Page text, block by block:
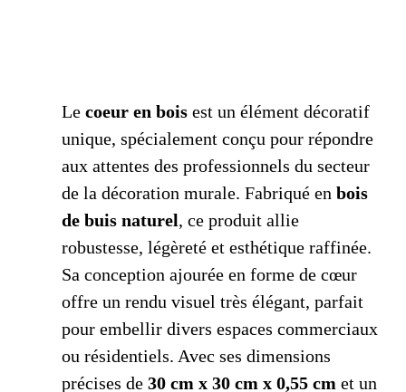
Le coeur en bois est un élément décoratif
unique, spécialement conçu pour répondre
aux attentes des professionnels du secteur
de la décoration murale. Fabriqué en bois
de buis naturel, ce produit allie
robustesse, légèreté et esthétique raffinée.
Sa conception ajourée en forme de cœur
offre un rendu visuel très élégant, parfait
pour embellir divers espaces commerciaux
ou résidentiels. Avec ses dimensions
précises de 30 cm x 30 cm x 0,55 cm et un